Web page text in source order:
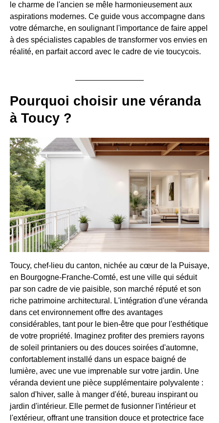
le charme de l'ancien se mêle harmonieusement aux
aspirations modernes. Ce guide vous accompagne dans
votre démarche, en soulignant l'importance de faire appel
à des spécialistes capables de transformer vos envies en
réalité, en parfait accord avec le cadre de vie toucycois.
Pourquoi choisir une véranda
à Toucy ?
Toucy, chef-lieu du canton, nichée au cœur de la Puisaye,
en Bourgogne-Franche-Comté, est une ville qui séduit
par son cadre de vie paisible, son marché réputé et son
riche patrimoine architectural. L'intégration d'une véranda
dans cet environnement offre des avantages
considérables, tant pour le bien-être que pour l'esthétique
de votre propriété. Imaginez profiter des premiers rayons
de soleil printaniers ou des douces soirées d'automne,
confortablement installé dans un espace baigné de
lumière, avec une vue imprenable sur votre jardin. Une
véranda devient une pièce supplémentaire polyvalente :
salon d'hiver, salle à manger d'été, bureau inspirant ou
jardin d'intérieur. Elle permet de fusionner l'intérieur et
l'extérieur, offrant une transition douce et protectrice face